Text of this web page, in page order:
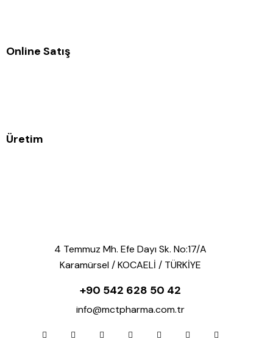
Online Satış
Üretim
4 Temmuz Mh. Efe Dayı Sk. No:17/A
Karamürsel / KOCAELİ / TÜRKİYE
+90 542 628 50 42
info@mctpharma.com.tr